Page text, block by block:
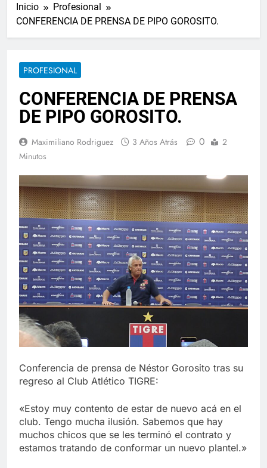
Inicio
Profesional
CONFERENCIA DE PRENSA DE PIPO GOROSITO.
PROFESIONAL
CONFERENCIA DE PRENSA
DE PIPO GOROSITO.
Maximiliano Rodriguez 3 Años Atrás 0
2
Minutos
Conferencia de prensa de Néstor Gorosito tras su
regreso al Club Atlético TIGRE:
«Estoy muy contento de estar de nuevo acá en el
club. Tengo mucha ilusión. Sabemos que hay
muchos chicos que se les terminó el contrato y
estamos tratando de conformar un nuevo plantel.»